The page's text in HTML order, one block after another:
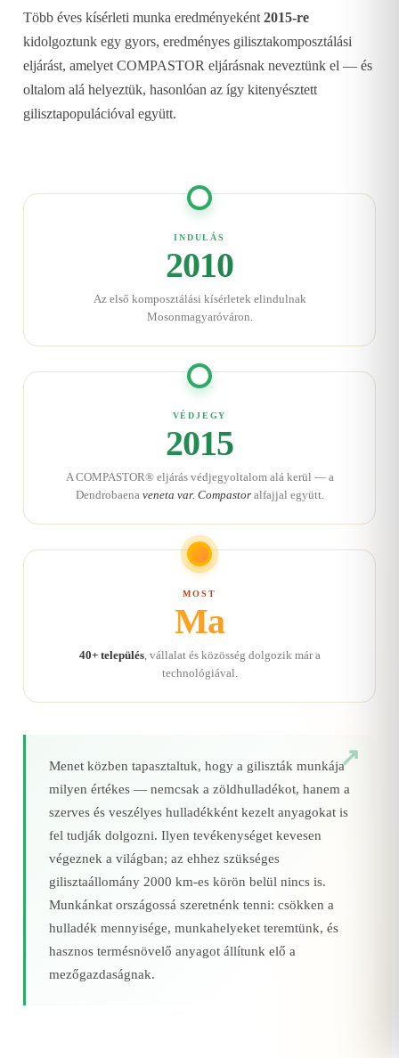
Több éves kísérleti munka eredményeként 2015-re
kidolgoztunk egy gyors, eredményes gilisztakomposztálási
eljárást, amelyet COMPASTOR eljárásnak neveztünk el — és
oltalom alá helyeztük, hasonlóan az így kitenyésztett
gilisztapopulációval együtt.
INDULÁS
2010
Az első komposztálási kísérletek elindulnak
Mosonmagyaróváron.
VÉDJEGY
2015
A COMPASTOR® eljárás védjegyoltalom alá kerül — a
Dendrobaena veneta var. Compastoralfajjal együtt.
MOST
Ma
40+ település, vállalat és közösség dolgozik már a
technológiával.
Menet közben tapasztaltuk, hogy a giliszták munkája
milyen értékes — nemcsak a zöldhulladékot, hanem a
szerves és veszélyes hulladékként kezelt anyagokat is
fel tudják dolgozni. Ilyen tevékenységet kevesen
végeznek a világban; az ehhez szükséges
gilisztaállomány 2000 km‑es körön belül nincs is.
Munkánkat országossá szeretnénk tenni: csökken a
hulladék mennyisége, munkahelyeket teremtünk, és
hasznos termésnövelő anyagot állítunk elő a
mezőgazdaságnak.